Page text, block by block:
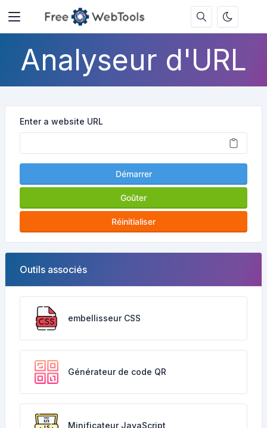
Analyseur d'URL
Enter a website URL
Démarrer
Goûter
Réinitialiser
Outils associés
embellisseur CSS
Générateur de code QR
Minificateur JavaScript